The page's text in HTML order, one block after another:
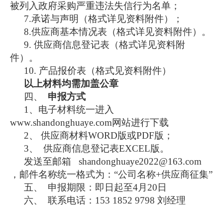
被列入政府采购严重违法失信行为名单；
7.承诺与声明（格式详见资料附件）；
8.供应商基本情况表（格式详见资料附件）。
9. 供应商信息登记表（格式详见资料附
件）。
10. 产品报价表（格式见资料附件）
以上材料均需加盖公章
四、
申报方式
1、电子材料统一进入
www.shandonghuaye.com网站进行下载
2、 供应商材料WORD版或PDF版；
3、 供应商信息登记表EXCEL版。
发送至邮箱
shandonghuaye2022@163.com
，邮件名称统一格式为：“公司名称+供应商征集”
五、
申报期限：即日起至4月20日
六、
联系电话：153 1852 9798 刘经理